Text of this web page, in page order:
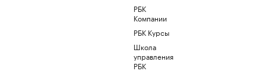
РБК
Компании
РБК Курсы
Школа
управления
РБК